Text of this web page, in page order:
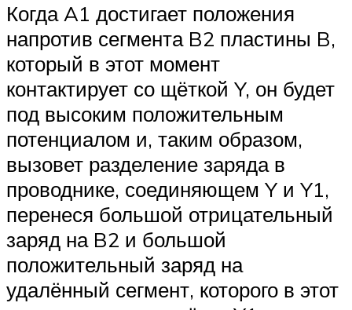
Когда A1 достигает положения
напротив сегмента B2 пластины B,
который в этот момент
контактирует со щёткой Y, он будет
под высоким положительным
потенциалом и, таким образом,
вызовет разделение заряда в
проводнике, соединяющем Y и Y1,
перенеся большой отрицательный
заряд на B2 и большой
положительный заряд на
удалённый сегмент, которого в этот